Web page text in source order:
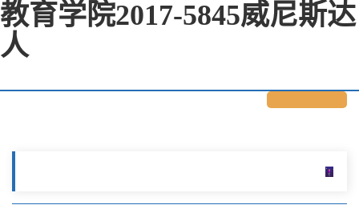
教育学院2017-5845威尼斯达
人